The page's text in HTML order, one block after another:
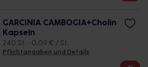
GARCINIA CAMBOGIA+Cholin
Kapseln
240 St. • 0,09 € / St.
Pflichtangaben und Details